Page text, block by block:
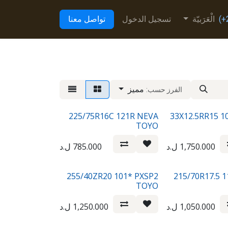
الْعَرَبيّة تسجيل الدخول تواصل معنا
الفرز حسب: مميز
33X12.5RR15
1,750.000 ل.د
225/75R16C 121R NEVA
TOYO
785.000 ل.د
215/70R17.5
1,050.000 ل.د
255/40ZR20 101* PXSP2
TOYO
1,250.000 ل.د